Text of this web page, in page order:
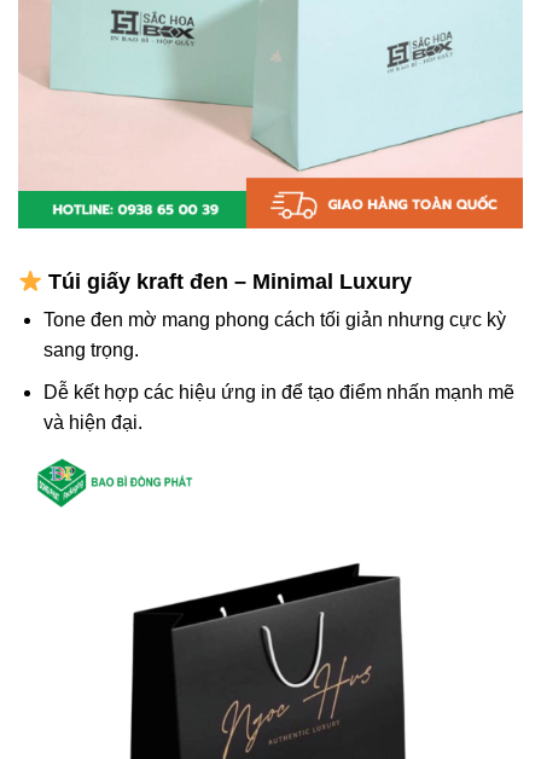
Túi giấy kraft đen – Minimal Luxury
Tone đen mờ mang phong cách tối giản nhưng cực kỳ
sang trọng.
Dễ kết hợp các hiệu ứng in để tạo điểm nhấn mạnh mẽ
và hiện đại.